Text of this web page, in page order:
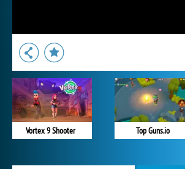
Vortex 9 Shooter Top Guns.io